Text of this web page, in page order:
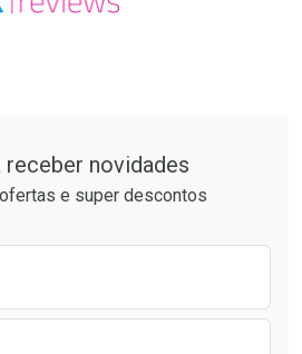
receber novidades
e super descontos